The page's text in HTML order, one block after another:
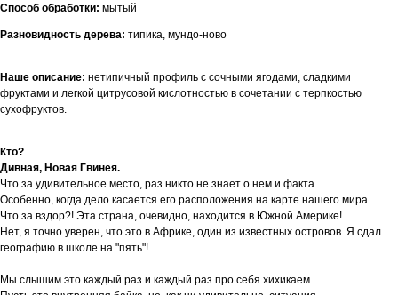
Способ обработки: мытый
Разновидность дерева: типика, мундо-ново
Наше описание: нетипичный профиль с сочными ягодами, сладкими
фруктами и легкой цитрусовой кислотностью в сочетании с терпкостью
сухофруктов.
Кто?
Дивная, Новая Гвинея.
Что за удивительное место, раз никто не знает о нем и факта.
Особенно, когда дело касается его расположения на карте нашего мира.
Что за вздор?! Эта страна, очевидно, находится в Южной Америке!
Нет, я точно уверен, что это в Африке, один из известных островов. Я сдал
географию в школе на "пять"!
Мы слышим это каждый раз и каждый раз про себя хихикаем.